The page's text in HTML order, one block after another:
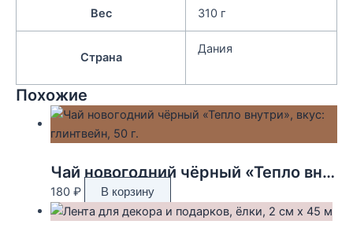
Вес
310 г
Страна
Дания
Похожие
Чай новогодний чёрный «Тепло внутри», вкус: глинтвейн, 50 г.
180 ₽ В корзину